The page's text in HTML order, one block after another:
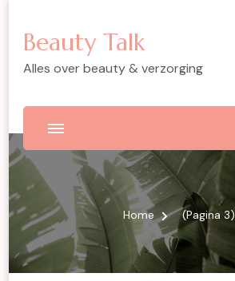
Beauty Talk
Alles over beauty & verzorging
Home (Pagina 3)